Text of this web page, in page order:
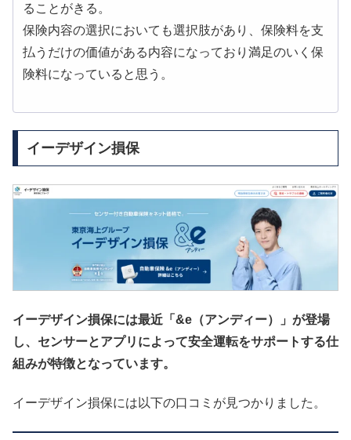
ることがきる。
保険内容の選択においても選択肢があり、保険料を支
払うだけの価値がある内容になっており満足のいく保
険料になっていると思う。
イーデザイン損保
イーデザイン損保には最近「&e（アンディー）」が登場
し、センサーとアプリによって安全運転をサポートする仕
組みが特徴となっています。
イーデザイン損保には以下の口コミが見つかりました。